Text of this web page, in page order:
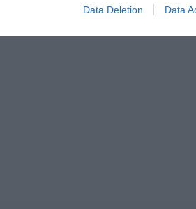
I want to allow Google to enable storage
Data Deletion Data